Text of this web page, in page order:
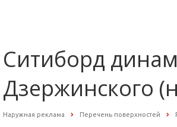
Ситиборд
Дзержинского
Наружная реклама Перечень поверхностей